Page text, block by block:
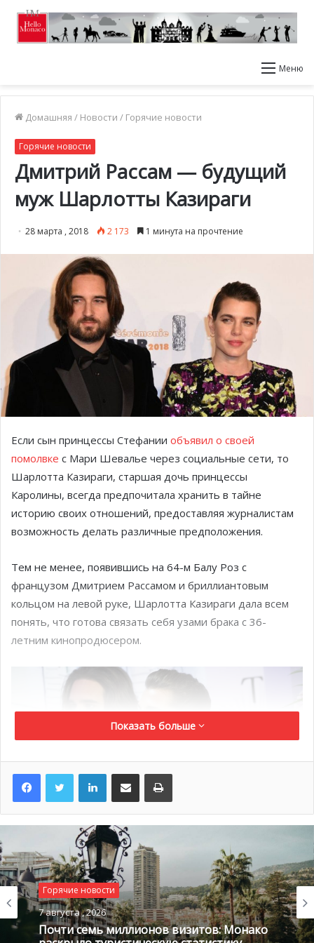
Меню
Домашняя / Новости / Горячие новости
Горячие новости
Дмитрий Рассам — будущий
муж Шарлотты Казираги
28 марта , 2018 2 173 1 минута на прочтение
Если сын принцессы Стефании объявил о своей
помолвке с Мари Шевалье через социальные сети, то
Шарлотта Казираги, старшая дочь принцессы
Каролины, всегда предпочитала хранить в тайне
историю своих отношений, предоставляя журналистам
возможность делать различные предположения.
Тем не менее, появившись на 64-м Балу Роз с
французом Дмитрием Рассамом и бриллиантовым
кольцом на левой руке, Шарлотта Казираги дала всем
понять, что готова связать себя узами брака с 36-
летним кинопродюсером.
По информации издания People, помолвка состоялась
около трех недель назад во время семейных каникул в
Австрии в компании принцессы Каролины. Свадьба
Показать больше
LinkedInПоделиться по электронной почте Распечатать
Горячие новости
7 августа , 2026
Почти семь миллионов визитов: Монако
Горячие новости
6 августа , 2026